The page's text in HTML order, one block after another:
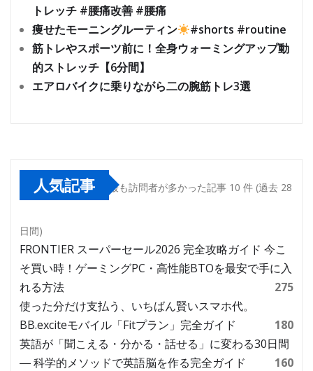
トレッチ #腰痛改善 #腰痛
痩せたモーニングルーティン
#shorts #routine
筋トレやスポーツ前に！全身ウォーミングアップ動
的ストレッチ【6分間】
エアロバイクに乗りながら二の腕筋トレ3選
人気記事 最も訪問者が多かった記事 10 件 (過去 28
日間)
FRONTIER スーパーセール2026 完全攻略ガイド 今こ
そ買い時！ゲーミングPC・高性能BTOを最安で手に入
れる方法
275
使った分だけ支払う、いちばん賢いスマホ代。
BB.exciteモバイル「Fitプラン」完全ガイド
180
英語が「聞こえる・分かる・話せる」に変わる30日間
― 科学的メソッドで英語脳を作る完全ガイド
160